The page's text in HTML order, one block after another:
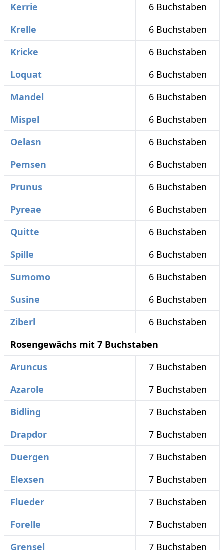
Kerrie
6 Buchstaben
Krelle
6 Buchstaben
Kricke
6 Buchstaben
Loquat
6 Buchstaben
Mandel
6 Buchstaben
Mispel
6 Buchstaben
Oelasn
6 Buchstaben
Pemsen
6 Buchstaben
Prunus
6 Buchstaben
Pyreae
6 Buchstaben
Quitte
6 Buchstaben
Spille
6 Buchstaben
Sumomo
6 Buchstaben
Susine
6 Buchstaben
Ziberl
6 Buchstaben
Rosengewächs mit 7 Buchstaben
Aruncus
7 Buchstaben
Azarole
7 Buchstaben
Bidling
7 Buchstaben
Drapdor
7 Buchstaben
Duergen
7 Buchstaben
Elexsen
7 Buchstaben
Flueder
7 Buchstaben
Forelle
7 Buchstaben
Grensel
7 Buchstaben